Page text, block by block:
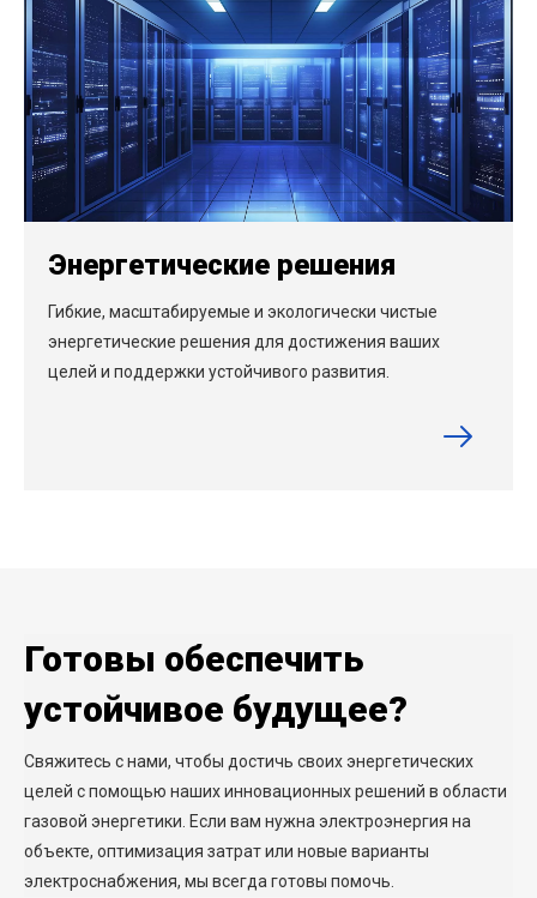
Энергетические решения
Гибкие, масштабируемые и экологически чистые
энергетические решения для достижения ваших
целей и поддержки устойчивого развития.
Готовы обеспечить
устойчивое будущее?
Свяжитесь с нами, чтобы достичь своих энергетических
целей с помощью наших инновационных решений в области
газовой энергетики. Если вам нужна электроэнергия на
объекте, оптимизация затрат или новые варианты
электроснабжения, мы всегда готовы помочь.